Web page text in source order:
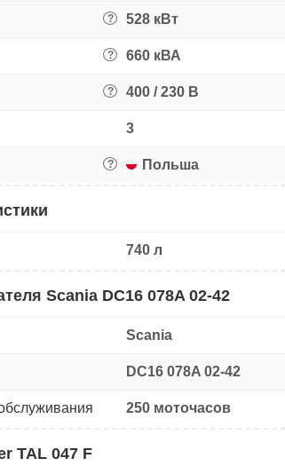
? 528 кВт
? 660 кВА
? 400 / 230 В
3
? Польша
740 л
Scania DC16 078A 02-42
Scania
DC16 078A 02-42
250 моточасов
TAL 047 F